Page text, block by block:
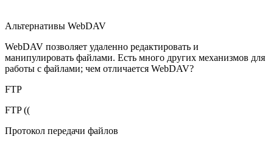
Альтернативы WebDAV
WebDAV позволяет удаленно редактировать и
манипулировать файлами. Есть много других механизмов для
работы с файлами; чем отличается WebDAV?
FTP
FTP ((
Протокол передачи файлов